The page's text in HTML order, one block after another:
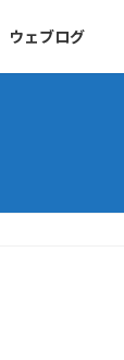
ウェブログ